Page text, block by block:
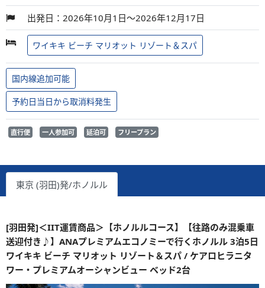
出発日：2026年10月1日～2026年12月17日
ワイキキ ビーチ マリオット リゾート＆スパ
国内線追加可能
予約日当日から取消料発生
直行便 一人参加可 延泊可 フリープラン
東京 (羽田)発/ホノルル
[羽田発]＜IIT運賃商品＞【ホノルルコース】【往路のみ混乗車
送迎付き♪】ANAプレミアムエコノミーで行くホノルル 3泊5日
ワイキキ ビーチ マリオット リゾート＆スパ / ケアロヒラニタ
ワー・プレミアムオーシャンビュー ベッド2台